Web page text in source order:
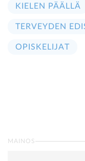
KIELEN PÄÄLLÄ
TERVEYDEN
OPISKELIJAT
MAINOS